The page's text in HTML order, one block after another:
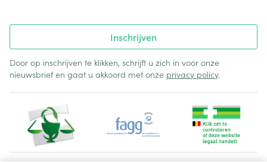
Inschrijven
Door op inschrijven te klikken, schrijft u zich in voor onze
nieuwsbrief en gaat u akkoord met onze privacy policy.